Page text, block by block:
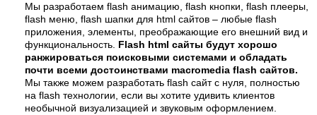
Мы разработаем flash анимацию, flash кнопки, flash плееры,
flash меню, flash шапки для html сайтов – любые flash
приложения, элементы, преображающие его внешний вид и
функциональность. Flash html сайты будут хорошо
ранжироваться поисковыми системами и обладать
почти всеми достоинствами macromedia flash сайтов.
Мы также можем разработать flash сайт с нуля, полностью
на flash технологии, если вы хотите удивить клиентов
необычной визуализацией и звуковым оформлением.